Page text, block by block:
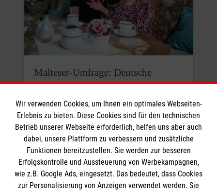
Malteser-Umfrage: Deutsche
rechnen mit mehr Armut und
Einsamkeit
Die meisten Menschen in Deutschland
sind davon überzeugt, dass Armut und
Einsamkeit hierzulande zunehmen
werden. Mehr als die Hälfte der
Deutschen…
Wir verwenden Cookies, um Ihnen ein optimales Webseiten-
Erlebnis zu bieten. Diese Cookies sind für den technischen
Betrieb unserer Webseite erforderlich, helfen uns aber auch
dabei, unsere Plattform zu verbessern und zusätzliche
Funktionen bereitzustellen. Sie werden zur besseren
Erfolgskontrolle und Aussteuerung von Werbekampagnen,
wie z.B. Google Ads, eingesetzt. Das bedeutet, dass Cookies
zur Personalisierung von Anzeigen verwendet werden. Sie